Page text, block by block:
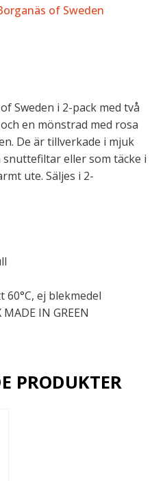
of Sweden
Sweden i 2-pack med två
en mönstrad med rosa
De är tillverkade i mjuk
eller som täcke i
ute. Säljes i 2-
60°C, ej blekmedel
MADE IN GREEN
PRODUKTER